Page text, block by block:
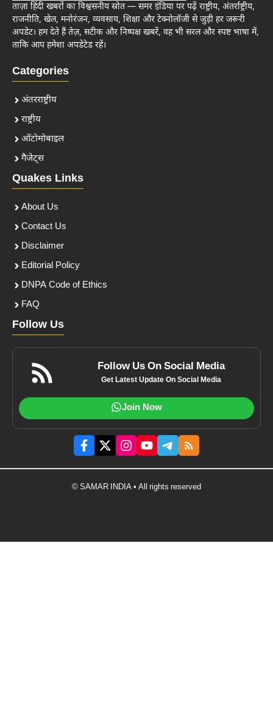
ताज़ा हिंदी खबरों का विश्वसनीय स्रोत — समर इंडिया पर पढ़ें राष्ट्रीय, अंतर्राष्ट्रीय,
राजनीति, खेल, मनोरंजन, व्यवसाय, शिक्षा और टेक्नोलॉजी से जुड़ी हर जरूरी
अपडेट। हम देते हैं तेज़, सटीक और निष्पक्ष खबरें, वह भी सरल और स्पष्ट भाषा में,
ताकि आप हमेशा अपडेटेड रहें।
Categories
अंतरराष्ट्रीय
राष्ट्रीय
ऑटोमोबाइल
गैजेट्स
Quakes Links
About Us
Contact Us
Disclaimer
Editorial Policy
DNPA Code of Ethics
FAQ
Follow Us
Follow Us On Social Media
Get Latest Update On Social Media
Join Now
© SAMAR INDIA • All rights reserved